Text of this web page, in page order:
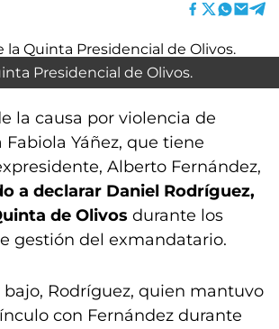
Presidencial de Olivos.
la causa por violencia de
Yáñez, que tiene
Alberto Fernández,
a declarar Daniel Rodríguez,
de Olivos durante los
gestión del exmandatario.
Rodríguez, quien mantuvo
con Fernández durante